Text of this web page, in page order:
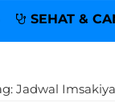
SEHAT &
Jadwal